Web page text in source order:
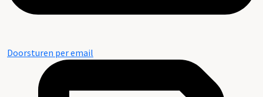
Doorsturen per email